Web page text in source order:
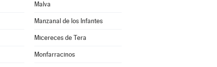
Malva
Manzanal de los Infantes
Micereces de Tera
Monfarracinos